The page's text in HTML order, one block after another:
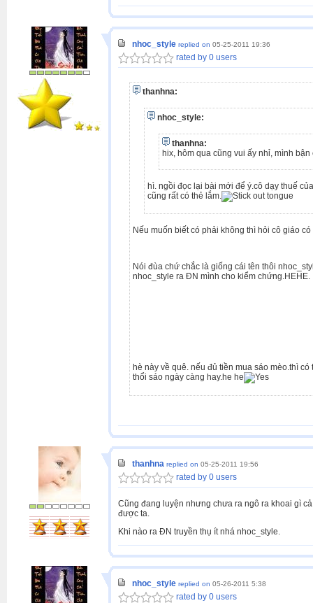
nhoc_style replied on 05-25-2011 19:36
rated by 0 users
thanhna:
nhoc_style:
thanhna:
hix, hôm qua cũng vui ấy nhỉ, mình
hì. ngồi đọc lại bài mới để ý.cô dạy thuế
cũng rất có thẻ lắm.
Nếu muốn biết có phải không thì hỏi cô giáo
Nói đùa chứ chắc là giống cái tên thôi
nhoc_style ra ĐN mình cho kiểm chứng.HEHE.
hè này về quê. nếu đủ tiền mua sáo mèo.thì
thổi sáo ngày càng hay.he he
thanhna replied on 05-25-2011 19:56
rated by 0 users
Cũng đang luyện nhưng chưa ra ngô ra khoai gì
được ta.
Khi nào ra ĐN truyền thụ ít nhá nhoc_style.
nhoc_style replied on 05-26-2011 5:38
rated by 0 users